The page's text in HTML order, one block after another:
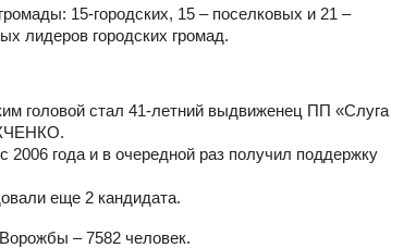
15-городских, 15 – поселковых и 21 –
лидеров городских громад.
головой стал 41-летний выдвиженец ПП «Слуга
2006 года и в очередной раз получил поддержку
еще 2 кандидата.
– 7582 человек.